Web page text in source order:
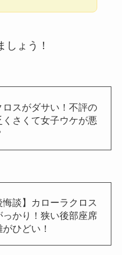
しょう！
ロスがダサい！不評の
くさくて女子ウケが悪
悔談】カローラクロス
っかり！狭い後部座席
ひどい！